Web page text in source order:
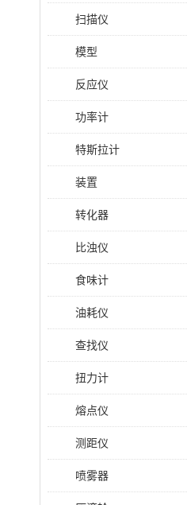
扫描仪
模型
反应仪
功率计
特斯拉计
装置
转化器
比浊仪
食味计
油耗仪
查找仪
扭力计
熔点仪
测距仪
喷雾器